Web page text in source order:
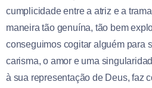
cumplicidade entre a atriz e a
maneira tão genuína, tão bem
conseguimos cogitar alguém para
carisma, o amor e uma
à sua representação de Deus, faz